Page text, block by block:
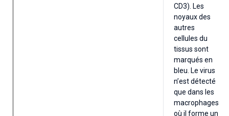
CD3). Les
noyaux des
autres
cellules du
tissus sont
marqués en
bleu. Le virus
n’est détecté
que dans les
macrophages
où il forme un